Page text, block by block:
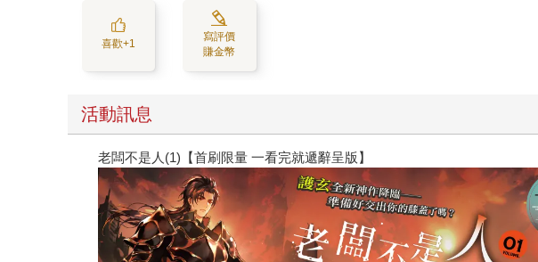
喜歡+1
寫評價
賺金幣
活動訊息
老闆不是人(1)【首刷限量 一看完就遞辭呈版】